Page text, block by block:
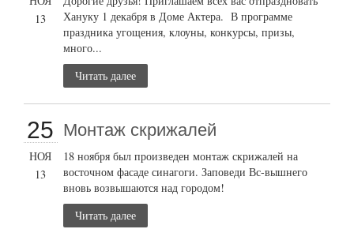
13
Хануку 1 декабря в Доме Актера. В программе
праздника угощения, клоуны, конкурсы, призы,
много...
Читать далее
25
НОЯ
13
Монтаж скрижалей
18 ноября был произведен монтаж скрижалей на
восточном фасаде синагоги. Заповеди Вс-вышнего
вновь возвышаются над городом!
Читать далее